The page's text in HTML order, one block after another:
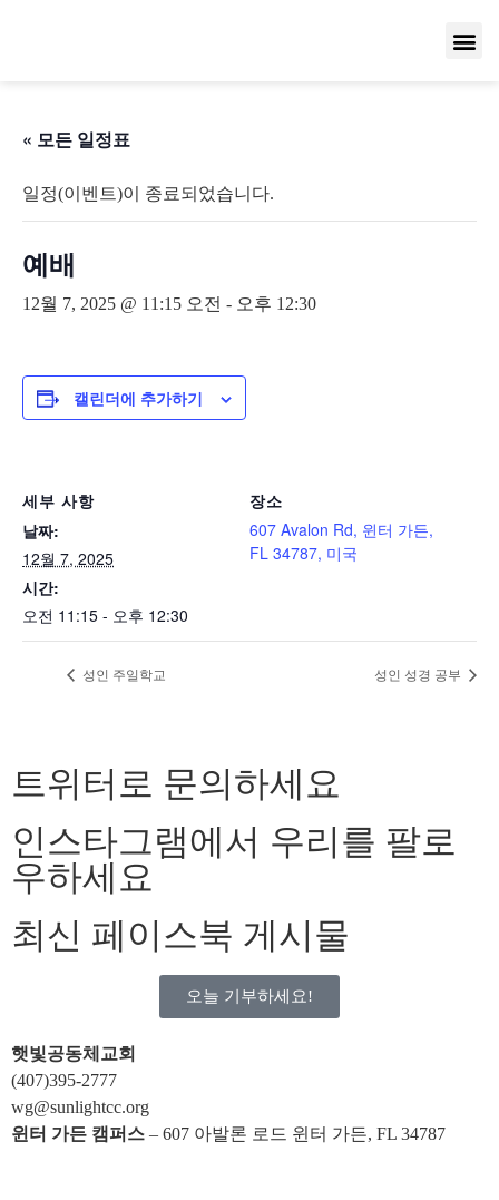
« 모든 일정표
일정(이벤트)이 종료되었습니다.
예배
12월 7, 2025 @ 11:15 오전 - 오후 12:30
캘린더에 추가하기
세부 사항
날짜:
12월 7, 2025
시간:
오전 11:15 - 오후 12:30
장소
607 Avalon Rd, 윈터 가든,
FL 34787, 미국
성인 주일학교 성인 성경 공부
트위터로 문의하세요
인스타그램에서 우리를 팔로
우하세요
최신 페이스북 게시물
오늘 기부하세요!
햇빛공동체교회
(407)395-2777
wg@sunlightcc.org
윈터 가든 캠퍼스 – 607 아발론 로드 윈터 가든, FL 34787